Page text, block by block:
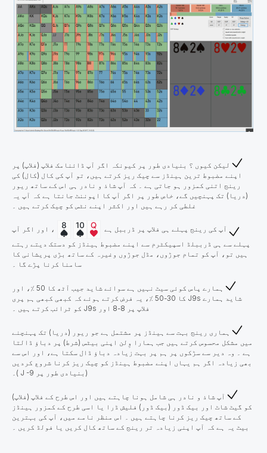
لیکن کیوں ؟ بنیادی طور پر کیونکہ اگر آپ ڈائنامک فلاپ (فلاپ) پر
اپنے مضبوط ترین ہینڈز سے چیک ریز کرتے ہیں، تو آپ کی کال (کال) کی
رینج اتنی کمزور ہو جاتی ہے ۔ کہ آپ شاذ و نادر ہی اس کے ساتھ ریور
(دریا) تک پہنچیں گے، خاص طور پر اگر آپ کا اپوننٹ جانتا ہے کہ آپ یہ
غلطی کر رہے ہیں اور اکثر اپنے نٹس کو چیک کرتے ہیں ۔
آپ کی رینج پہلے ہی فلاپ پر ڈرببل ہے
، اور اگر آپ
پہلے سے ہی ڈرببلڈ اسپیکٹرم سے اپنے مضبوط ہینڈز کو دستک دیتے رہتے
ہیں تو، آپ کو تمام جوڑوں، مڈل جوڑوں وغیرہ کے ساتھ بڑی پریشانی کا
سامنا کرنا پڑے گا ۔
ہمارے پاس کوئی سیٹ نہیں ہے سوائے شاید جیب آٹھ کا 50 ٪، اور
شاید ہمارے J9s کا 30-50 ٪، یہ فرض کرتے ہوئے کہ کبھی کبھی ہم پری
فلاپ پر 8-8 اور J9s کو ٹرائب کرتے ہیں ۔
ہماری رینج بہت سے ہینڈز پر مشتمل ہے جو ریور (دریا) تک پہنچنے
میں مشکل محسوس کرتے ہیں جب ہمارا وِلن اپنی بیٹس (شرط) پر دباؤ ڈالتا
ہے ۔ وہ دیر سے سڑکوں پر ہم پر بہت زیادہ دباؤ ڈال سکتا ہے، اور اس سے
بھی زیادہ اگر ہم یہاں اپنے مضبوط ہینڈز کو چیک ریز کرنا شروع کردیں
(بنیادی طور پر J -9 )۔
آپ شاذ و نادر ہی شامل ہونا چاہتے ہیں اور اس طرح کے فلاپ (فلاپ)
کو گیٹ شاٹ اور بیک ڈور (بیک ڈور) فلیش ڈرا یا اسی طرح کے کمزور ہینڈز
کے ساتھ چیک ریز کرنا چاہتے ہیں ۔ اس منظر نامے میں، آپ کی بہترین
بیٹ یہ ہے کہ آپ اپنی زیادہ تر رینج کے ساتھ کال کریں یا فولڈ کریں ۔